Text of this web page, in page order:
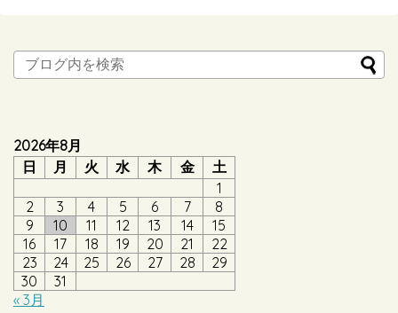
2026年8月
日
月 火 水 木 金
土
1
2
3 4 5 6 7
8
9
10 11 12 13 14
15
16
17 18 19 20 21
22
23
24 25 26 27 28
29
30
31
« 3月